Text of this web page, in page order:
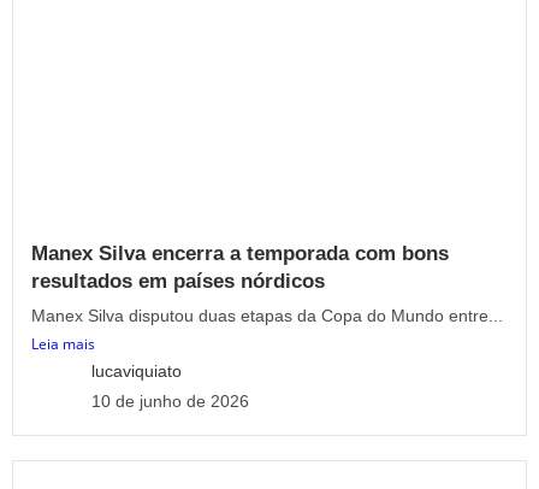
Manex Silva encerra a temporada com bons
resultados em países nórdicos
Manex Silva disputou duas etapas da Copa do Mundo entre...
Leia mais
lucaviquiato
10 de junho de 2026